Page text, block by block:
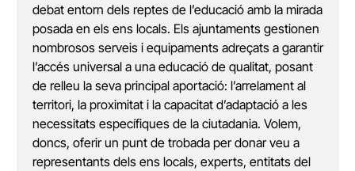
debat entorn dels reptes de l’educació amb la mirada
posada en els ens locals. Els ajuntaments gestionen
nombrosos serveis i equipaments adreçats a garantir
l’accés universal a una educació de qualitat, posant
de relleu la seva principal aportació: l’arrelament al
territori, la proximitat i la capacitat d’adaptació a les
necessitats específiques de la ciutadania. Volem,
doncs, oferir un punt de trobada per donar veu a
representants dels ens locals, experts, entitats del